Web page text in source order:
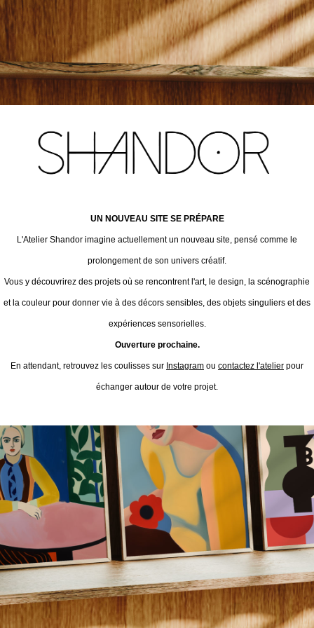
UN NOUVEAU SITE SE PRÉPARE
L'Atelier Shandor imagine actuellement un nouveau site, pensé comme le
prolongement de son univers créatif.
Vous y découvrirez des projets où se rencontrent l'art, le design, la scénographie
et la couleur pour donner vie à des décors sensibles, des objets singuliers et des
expériences sensorielles.
Ouverture prochaine.
En attendant, retrouvez les coulisses sur Instagram ou contactez l'atelier pour
échanger autour de votre projet.